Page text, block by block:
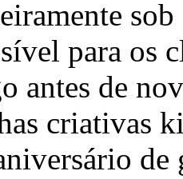
para os
antes de
criativas
de